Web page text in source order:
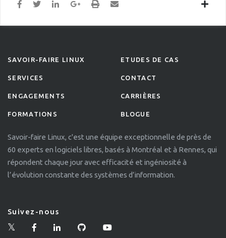
SAVOIR-FAIRE LINUX
SERVICES
ENGAGEMENTS
FORMATIONS
ETUDES DE CAS
CONTACT
CARRIÈRES
BLOGUE
Savoir-faire Linux, c'est une équipe exceptionnelle de près de
60 experts en logiciels libres, basés à Montréal et à Rennes, qui
répondent chaque jour avec efficacité et ingéniosité à
l’évolution constante des systèmes d’information.
Suivez-nous